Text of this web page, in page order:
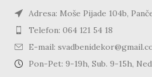
Adresa: Moše Pijade 104b,
Telefon: 064 121 54 18
E-mail:
Pon-Pet: 9-19h, Sub. 9-15h,